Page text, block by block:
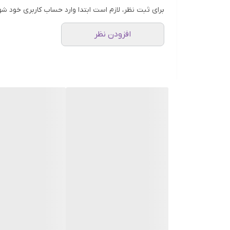
برای ثبت نظر، لازم است ابتدا وارد حساب کاربری خود
افزودن نظر